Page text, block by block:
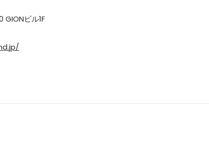
GIONビル1F